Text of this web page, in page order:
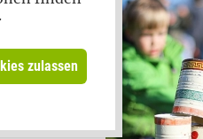
.
zulassen